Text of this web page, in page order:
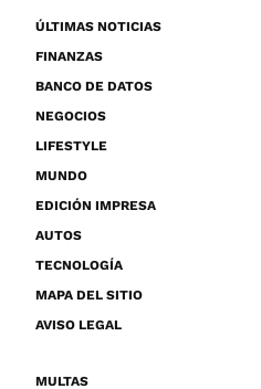
ÚLTIMAS NOTICIAS
FINANZAS
BANCO DE DATOS
NEGOCIOS
LIFESTYLE
MUNDO
EDICIÓN IMPRESA
AUTOS
TECNOLOGÍA
MAPA DEL SITIO
AVISO LEGAL
MULTAS